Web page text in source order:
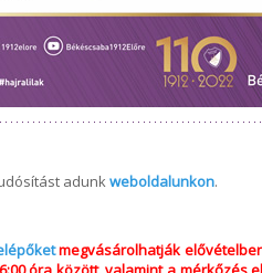
adunkweboldalunkon.
megvásárolhatják